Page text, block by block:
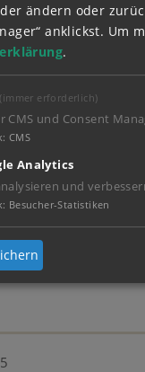
ändern oder
anklickst. Um
.
(immer erforderlich)
CMS und Consent
: CMS
Analytics
und
: Besucher-Statistiken